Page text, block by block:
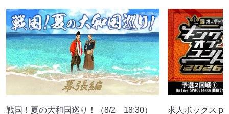
戦国！夏の大和国巡り！（8/2 18:30）
求人ボックス